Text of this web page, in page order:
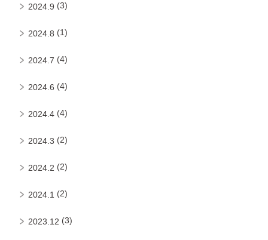
2024.9 (3)
2024.8 (1)
2024.7 (4)
2024.6 (4)
2024.4 (4)
2024.3 (2)
2024.2 (2)
2024.1 (2)
2023.12 (3)